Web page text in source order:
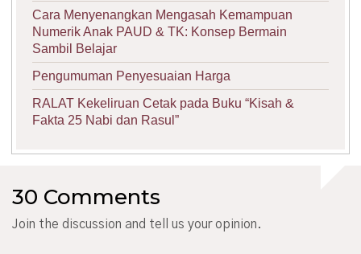
Cara Menyenangkan Mengasah Kemampuan
Numerik Anak PAUD & TK: Konsep Bermain
Sambil Belajar
Pengumuman Penyesuaian Harga
RALAT Kekeliruan Cetak pada Buku “Kisah &
Fakta 25 Nabi dan Rasul”
30 Comments
Join the discussion and tell us your opinion.